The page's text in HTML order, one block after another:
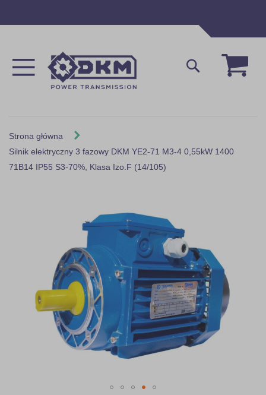
Mój
Szukaj
Strona główna
Silnik elektryczny 3 fazowy DKM YE2-71 M3-4 0,55kW 1400
71B14 IP55 S3-70%, Klasa Izo.F (14/105)